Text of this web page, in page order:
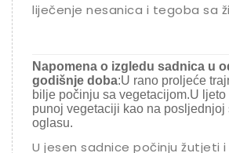
liječenje nesanica i tegoba sa
Napomena o izgledu sadnica u
godišnje doba:U rano proljeće
bilje počinju sa vegetacijom.U
punoj vegetaciji kao na posljednjoj
oglasu.
U jesen sadnice počinju žutjeti